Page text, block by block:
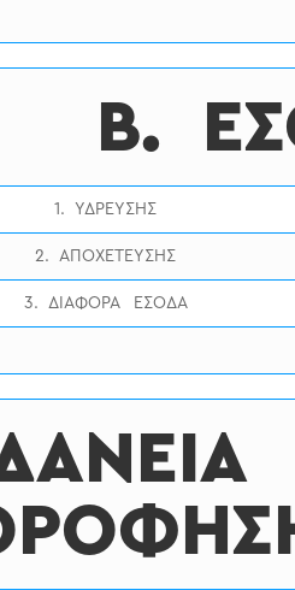
Β.
1. ΥΔΡΕΥΣΗΣ
2. ΑΠΟΧΕΤΕΥΣΗΣ
3. ΔΙΑΦΟΡΑ ΕΣΟΔΑ